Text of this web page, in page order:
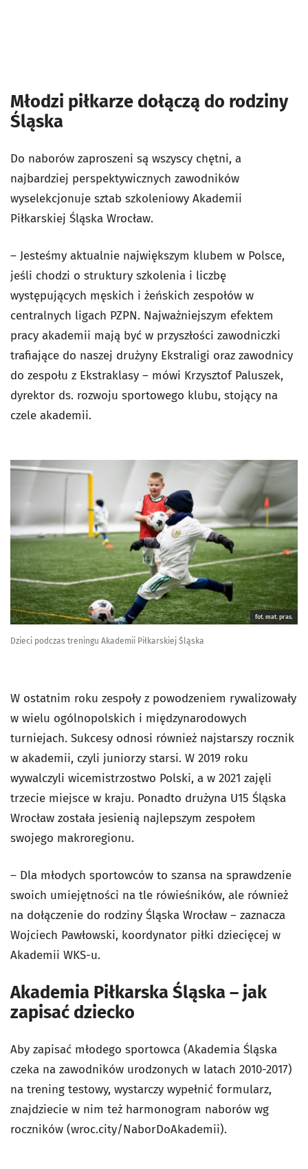
Młodzi piłkarze dołączą do rodziny
Śląska
Do naborów zaproszeni są wszyscy chętni, a
najbardziej perspektywicznych zawodników
wyselekcjonuje sztab szkoleniowy Akademii
Piłkarskiej Śląska Wrocław.
– Jesteśmy aktualnie największym klubem w Polsce,
jeśli chodzi o struktury szkolenia i liczbę
występujących męskich i żeńskich zespołów w
centralnych ligach PZPN. Najważniejszym efektem
pracy akademii mają być w przyszłości zawodniczki
trafiające do naszej drużyny Ekstraligi oraz zawodnicy
do zespołu z Ekstraklasy – mówi Krzysztof Paluszek,
dyrektor ds. rozwoju sportowego klubu, stojący na
czele akademii.
fot. mat. pras.
Dzieci podczas treningu Akademii Piłkarskiej Śląska
W ostatnim roku zespoły z powodzeniem rywalizowały
w wielu ogólnopolskich i międzynarodowych
turniejach. Sukcesy odnosi również najstarszy rocznik
w akademii, czyli juniorzy starsi. W 2019 roku
wywalczyli wicemistrzostwo Polski, a w 2021 zajęli
trzecie miejsce w kraju. Ponadto drużyna U15 Śląska
Wrocław została jesienią najlepszym zespołem
swojego makroregionu.
– Dla młodych sportowców to szansa na sprawdzenie
swoich umiejętności na tle rówieśników, ale również
na dołączenie do rodziny Śląska Wrocław – zaznacza
Wojciech Pawłowski, koordynator piłki dziecięcej w
Akademii WKS-u.
Akademia Piłkarska Śląska – jak
zapisać dziecko
Aby zapisać młodego sportowca (Akademia Śląska
czeka na zawodników urodzonych w latach 2010-2017)
na trening testowy, wystarczy wypełnić formularz,
znajdziecie w nim też harmonogram naborów wg
roczników (wroc.city/NaborDoAkademii).